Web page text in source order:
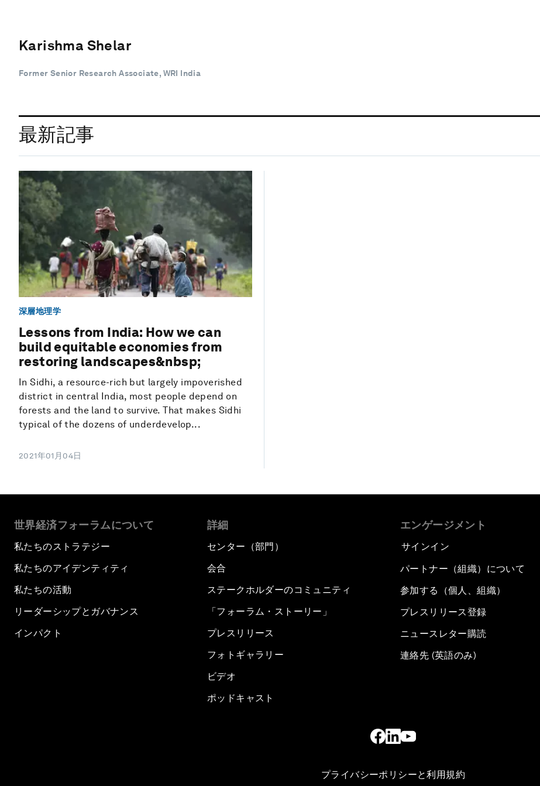
Karishma Shelar
Former Senior Research Associate, WRI India
最新記事
深層地理学
Lessons from India: How we can
build equitable economies from
restoring landscapes&nbsp;
In Sidhi, a resource-rich but largely impoverished
district in central India, most people depend on
forests and the land to survive. That makes Sidhi
typical of the dozens of underdevelop...
2021年01月04日
世界経済フォーラムについて
私たちのストラテジー
私たちのアイデンティティ
私たちの活動
リーダーシップとガバナンス
インパクト
詳細
センター（部門）
会合
ステークホルダーのコミュニティ
「フォーラム・ストーリー」
プレスリリース
フォトギャラリー
ビデオ
ポッドキャスト
エンゲージメント
サインイン
パートナー（組織）について
参加する（個人、組織）
プレスリリース登録
ニュースレター購読
連絡先 (英語のみ)
プライバシーポリシーと利用規約